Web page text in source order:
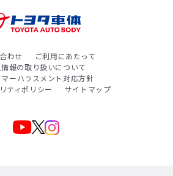
わせ
ご利用にあたって
報の取り扱いについて
マーハラスメント対応方針
ティポリシー
サイトマップ